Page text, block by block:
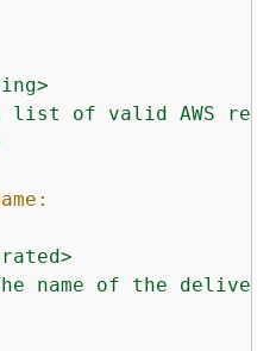
list of valid AWS
name of the delivery